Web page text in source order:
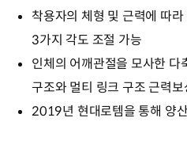
착용자의 체형 및 근력에 따
3가지 각도 조절 가능
인체의 어깨관절을 모사한
구조와 멀티 링크 구조 근력
2019년 현대로템을 통해 양